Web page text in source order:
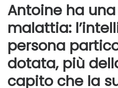
Antoine ha
malattia:
persona
dotata, più
capito che la